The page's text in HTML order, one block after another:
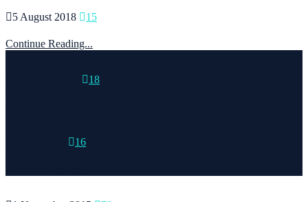
5 August 2018 15
Continue Reading...
18
16